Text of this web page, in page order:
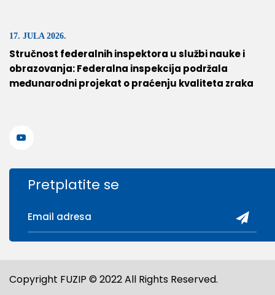
17. JULA 2026.
Stručnost federalnih inspektora u službi nauke i
obrazovanja: Federalna inspekcija podržala
međunarodni projekat o praćenju kvaliteta zraka
Pretplatite se
Copyright FUZIP © 2022 All Rights Reserved.